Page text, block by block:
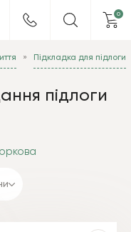
0
Підкладка для підлоги
підлоги